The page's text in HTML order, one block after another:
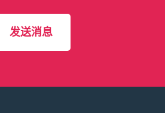
发送消息